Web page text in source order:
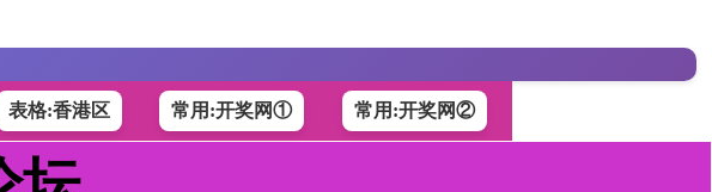
表格:香港区 常用:开奖网① 常用:开奖网②